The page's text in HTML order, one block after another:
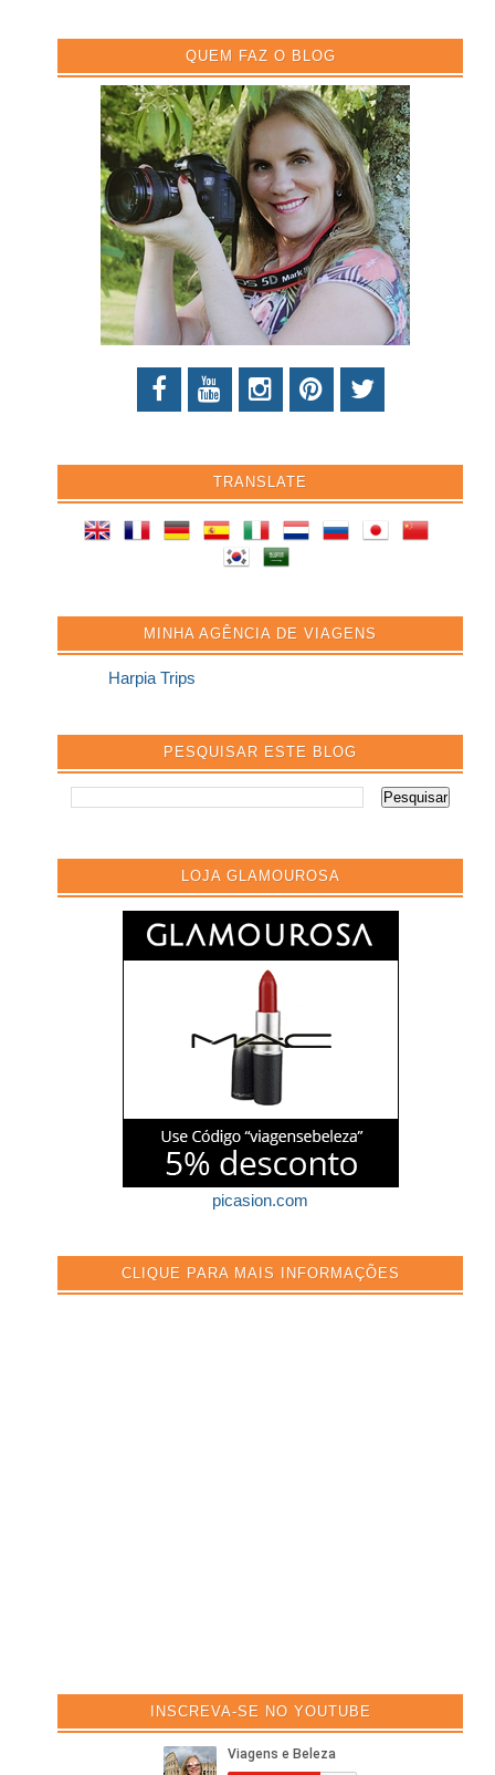
QUEM FAZ O BLOG
TRANSLATE
MINHA AGÊNCIA DE VIAGENS
Harpia Trips
PESQUISAR ESTE BLOG
LOJA GLAMOUROSA
picasion.com
CLIQUE PARA MAIS INFORMAÇÕES
INSCREVA-SE NO YOUTUBE